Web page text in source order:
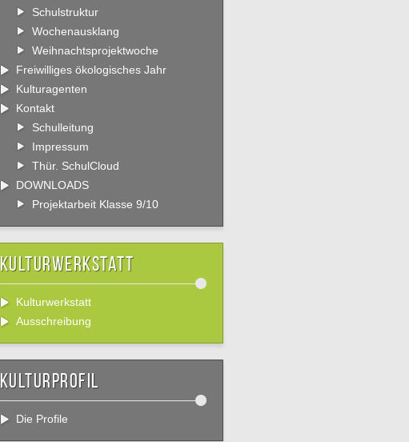
Schulstruktur
Wochenausklang
Weihnachtsprojektwoche
Freiwilliges ökologisches Jahr
Kulturagenten
Kontakt
Schulleitung
Impressum
Thür. SchulCloud
DOWNLOADS
Projektarbeit Klasse 9/10
Kulturwerkstatt
Kulturwerkstatt
Ausschreibung
Kulturprofil
Die Profile